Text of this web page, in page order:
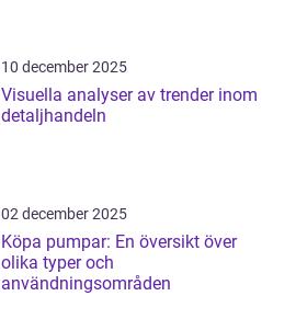
10 december 2025
Visuella analyser av trender inom
detaljhandeln
02 december 2025
Köpa pumpar: En översikt över
olika typer och
användningsområden